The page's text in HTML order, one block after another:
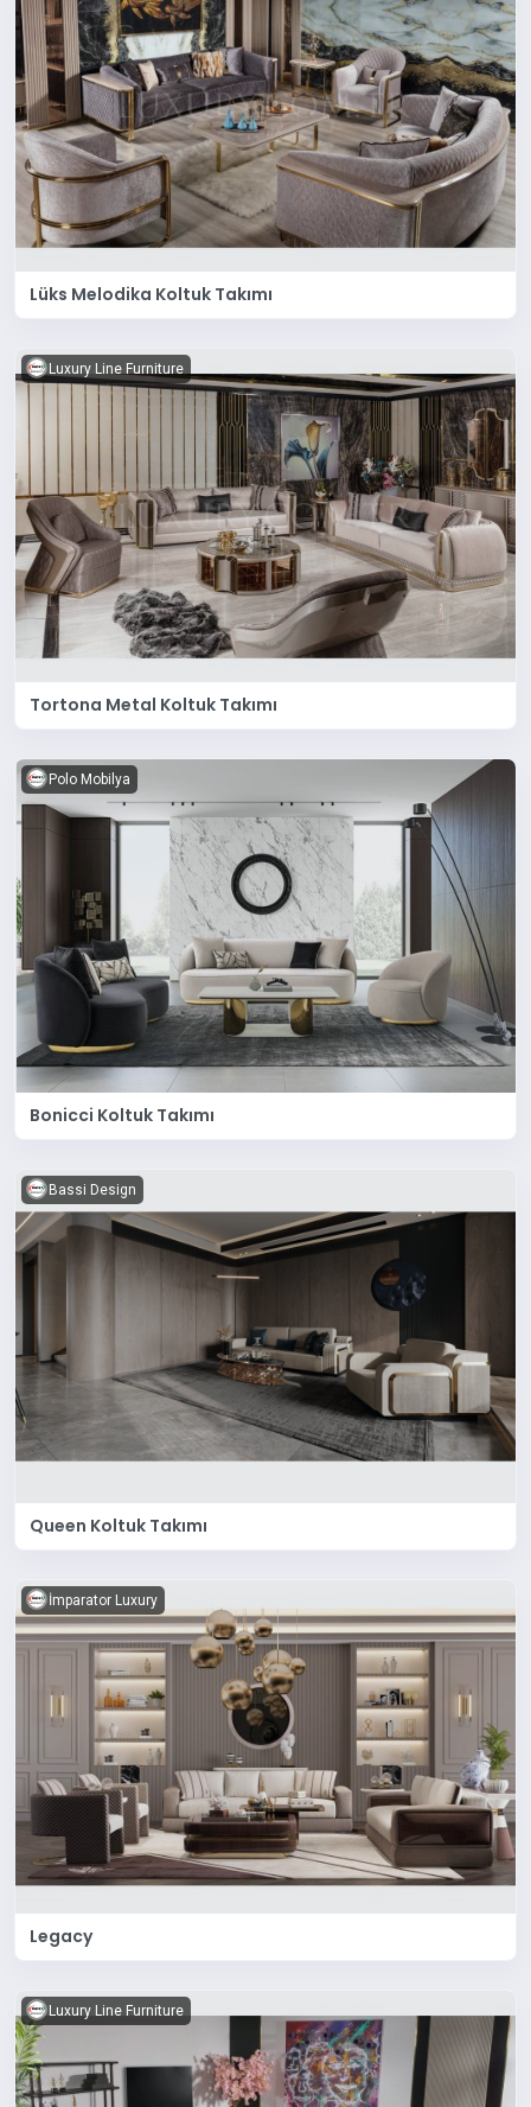
Lüks Melodika Koltuk Takımı
Luxury Line Furniture
Tortona Metal Koltuk Takımı
Polo Mobilya
Bonicci Koltuk Takımı
Bassi Design
Queen Koltuk Takımı
İmparator Luxury
Legacy
Luxury Line Furniture